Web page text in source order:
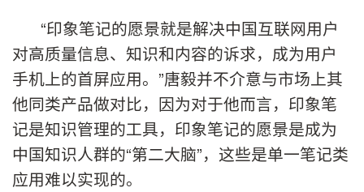
“印象笔记的愿景就是解决中国互联网用户
对高质量信息、知识和内容的诉求，成为用户
手机上的首屏应用。 ”唐毅并不介意与市场上其
他同类产品做对比，因为对于他而言，印象笔
记是知识管理的工具，印象笔记的愿景是成为
中国知识人群的“第二大脑”，这些是单一笔记类
应用难以实现的。